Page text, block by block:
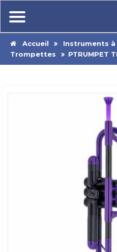
Accueil Instruments à
Trompettes
PTRUMPET